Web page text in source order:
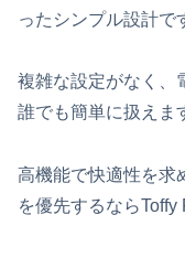
ったシンプル設計で
複雑な設定がなく、
誰でも簡単に扱えま
高機能で快適性を求
を優先するならToffy